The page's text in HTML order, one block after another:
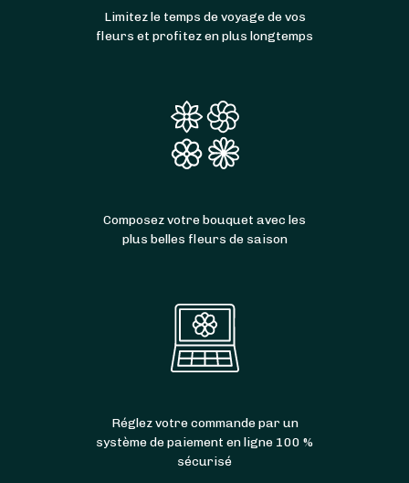
Limitez le temps de voyage de vos
fleurs et profitez en plus longtemps
Composez votre bouquet avec les
plus belles fleurs de saison
Réglez votre commande par un
système de paiement en ligne 100 %
sécurisé